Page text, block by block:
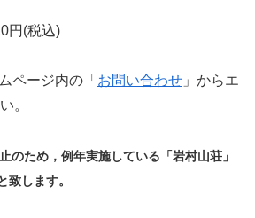
円(税込)
ページ内の「 お問い合わせ 」からエ
。
のため，例年実施している「岩村山荘」
致します。